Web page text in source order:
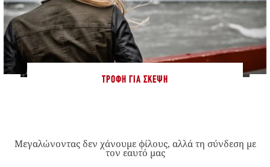
ΤΡΟΦΉ ΓΙΑ ΣΚΈΨΗ
Μεγαλώνοντας δεν χάνουμε φίλους, αλλά τη σύνδεση με
τον εαυτό μας